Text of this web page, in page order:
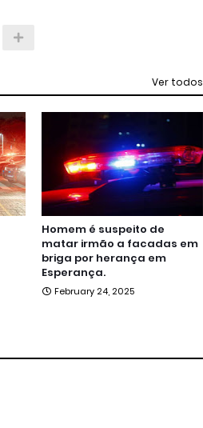
Ver todos
Homem é suspeito de
matar irmão a facadas em
briga por herança em
Esperança.
February 24, 2025